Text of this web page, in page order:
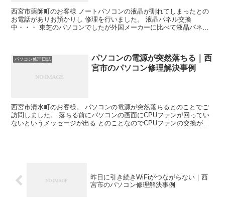
西宮市薬師町のお客様 ノートパソコンの液晶が割れてしまったとの
お電話がありお預かりし 修理を行いました。 液晶パネル交換
中・・・ 東芝のパソコンでしたが外国メーカーに比べて液晶パネル
パソコン修理日誌
パソコンの電源が突然落ちる｜西
宮市のパソコン修理解決事例
西宮市清水町のお客様。 パソコンの電源が突然落ちるとのことでご
訪問しました。 落ちる前にパソコンの画面にCPUファンが回ってい
ないというメッセージが出る とのことなのでCPUファンの交換が必
昨日に引き続きWiFiがつながらない｜西
宮市のパソコン修理解決事例